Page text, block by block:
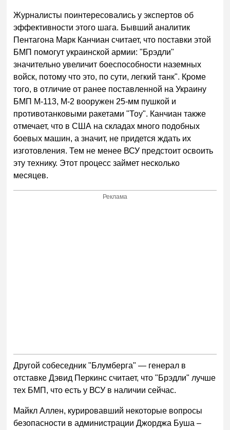
Журналисты поинтересовались у экспертов об
эффективности этого шага. Бывший аналитик
Пентагона Марк Канчиан считает, что поставки этой
БМП помогут украинской армии: "Брэдли"
значительно увеличит боеспособности наземных
войск, потому что это, по сути, легкий танк". Кроме
того, в отличие от ранее поставленной на Украину
БМП М-113, М-2 вооружен 25-мм пушкой и
противотанковыми ракетами "Тоу". Канчиан также
отмечает, что в США на складах много подобных
боевых машин, а значит, не придется ждать их
изготовления. Тем не менее ВСУ предстоит освоить
эту технику. Этот процесс займет несколько
месяцев.
Реклама
Другой собеседник "Блумберга" — генерал в
отставке Дэвид Перкинс считает, что "Брэдли" лучше
тех БМП, что есть у ВСУ в наличии сейчас.
Майкл Аллен, курировавший некоторые вопросы
безопасности в администрации Джорджа Буша –